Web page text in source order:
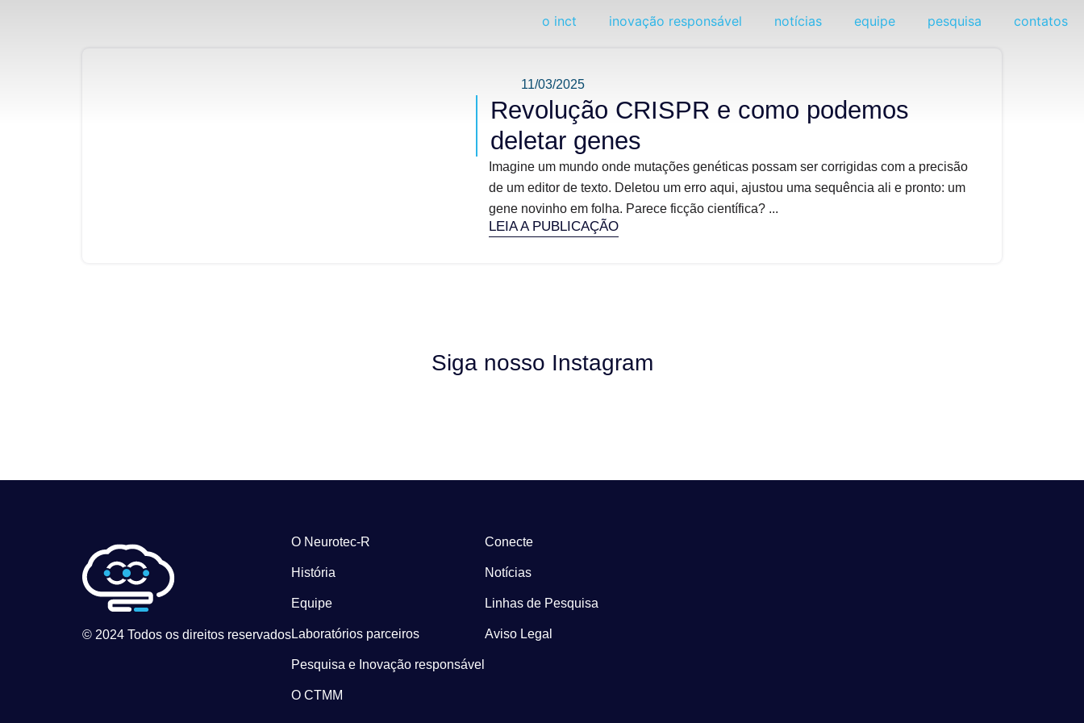
o inct inovação responsável notícias equipe pesquisa contatos
11/03/2025
Revolução CRISPR e como podemos
deletar genes
Imagine um mundo onde mutações genéticas possam ser corrigidas com a precisão
de um editor de texto. Deletou um erro aqui, ajustou uma sequência ali e pronto: um
gene novinho em folha. Parece ficção científica? ...
LEIA A PUBLICAÇÃO
Siga nosso Instagram
© 2024 Todos os direitos reservados
O Neurotec-R
História
Equipe
Laboratórios parceiros
Pesquisa e Inovação responsável
O CTMM
Conecte
Notícias
Linhas de Pesquisa
Aviso Legal